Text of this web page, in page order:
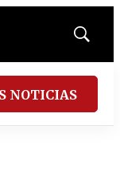
Mostrar
NOTICIAS